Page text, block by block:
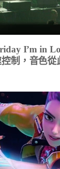
I’m in
制，音色從